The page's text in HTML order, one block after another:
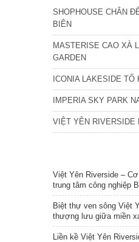
SHOPHOUSE CHÂN
BIÊN
MASTERISE CAO XÀ
GARDEN
ICONIA LAKESIDE TỐ
IMPERIA SKY PARK
VIỆT YÊN RIVERSIDE
Việt Yên Riverside –
trung tâm công nghiệp
Biệt thự ven sông Việt
thượng lưu giữa miền
Liền kề Việt Yên